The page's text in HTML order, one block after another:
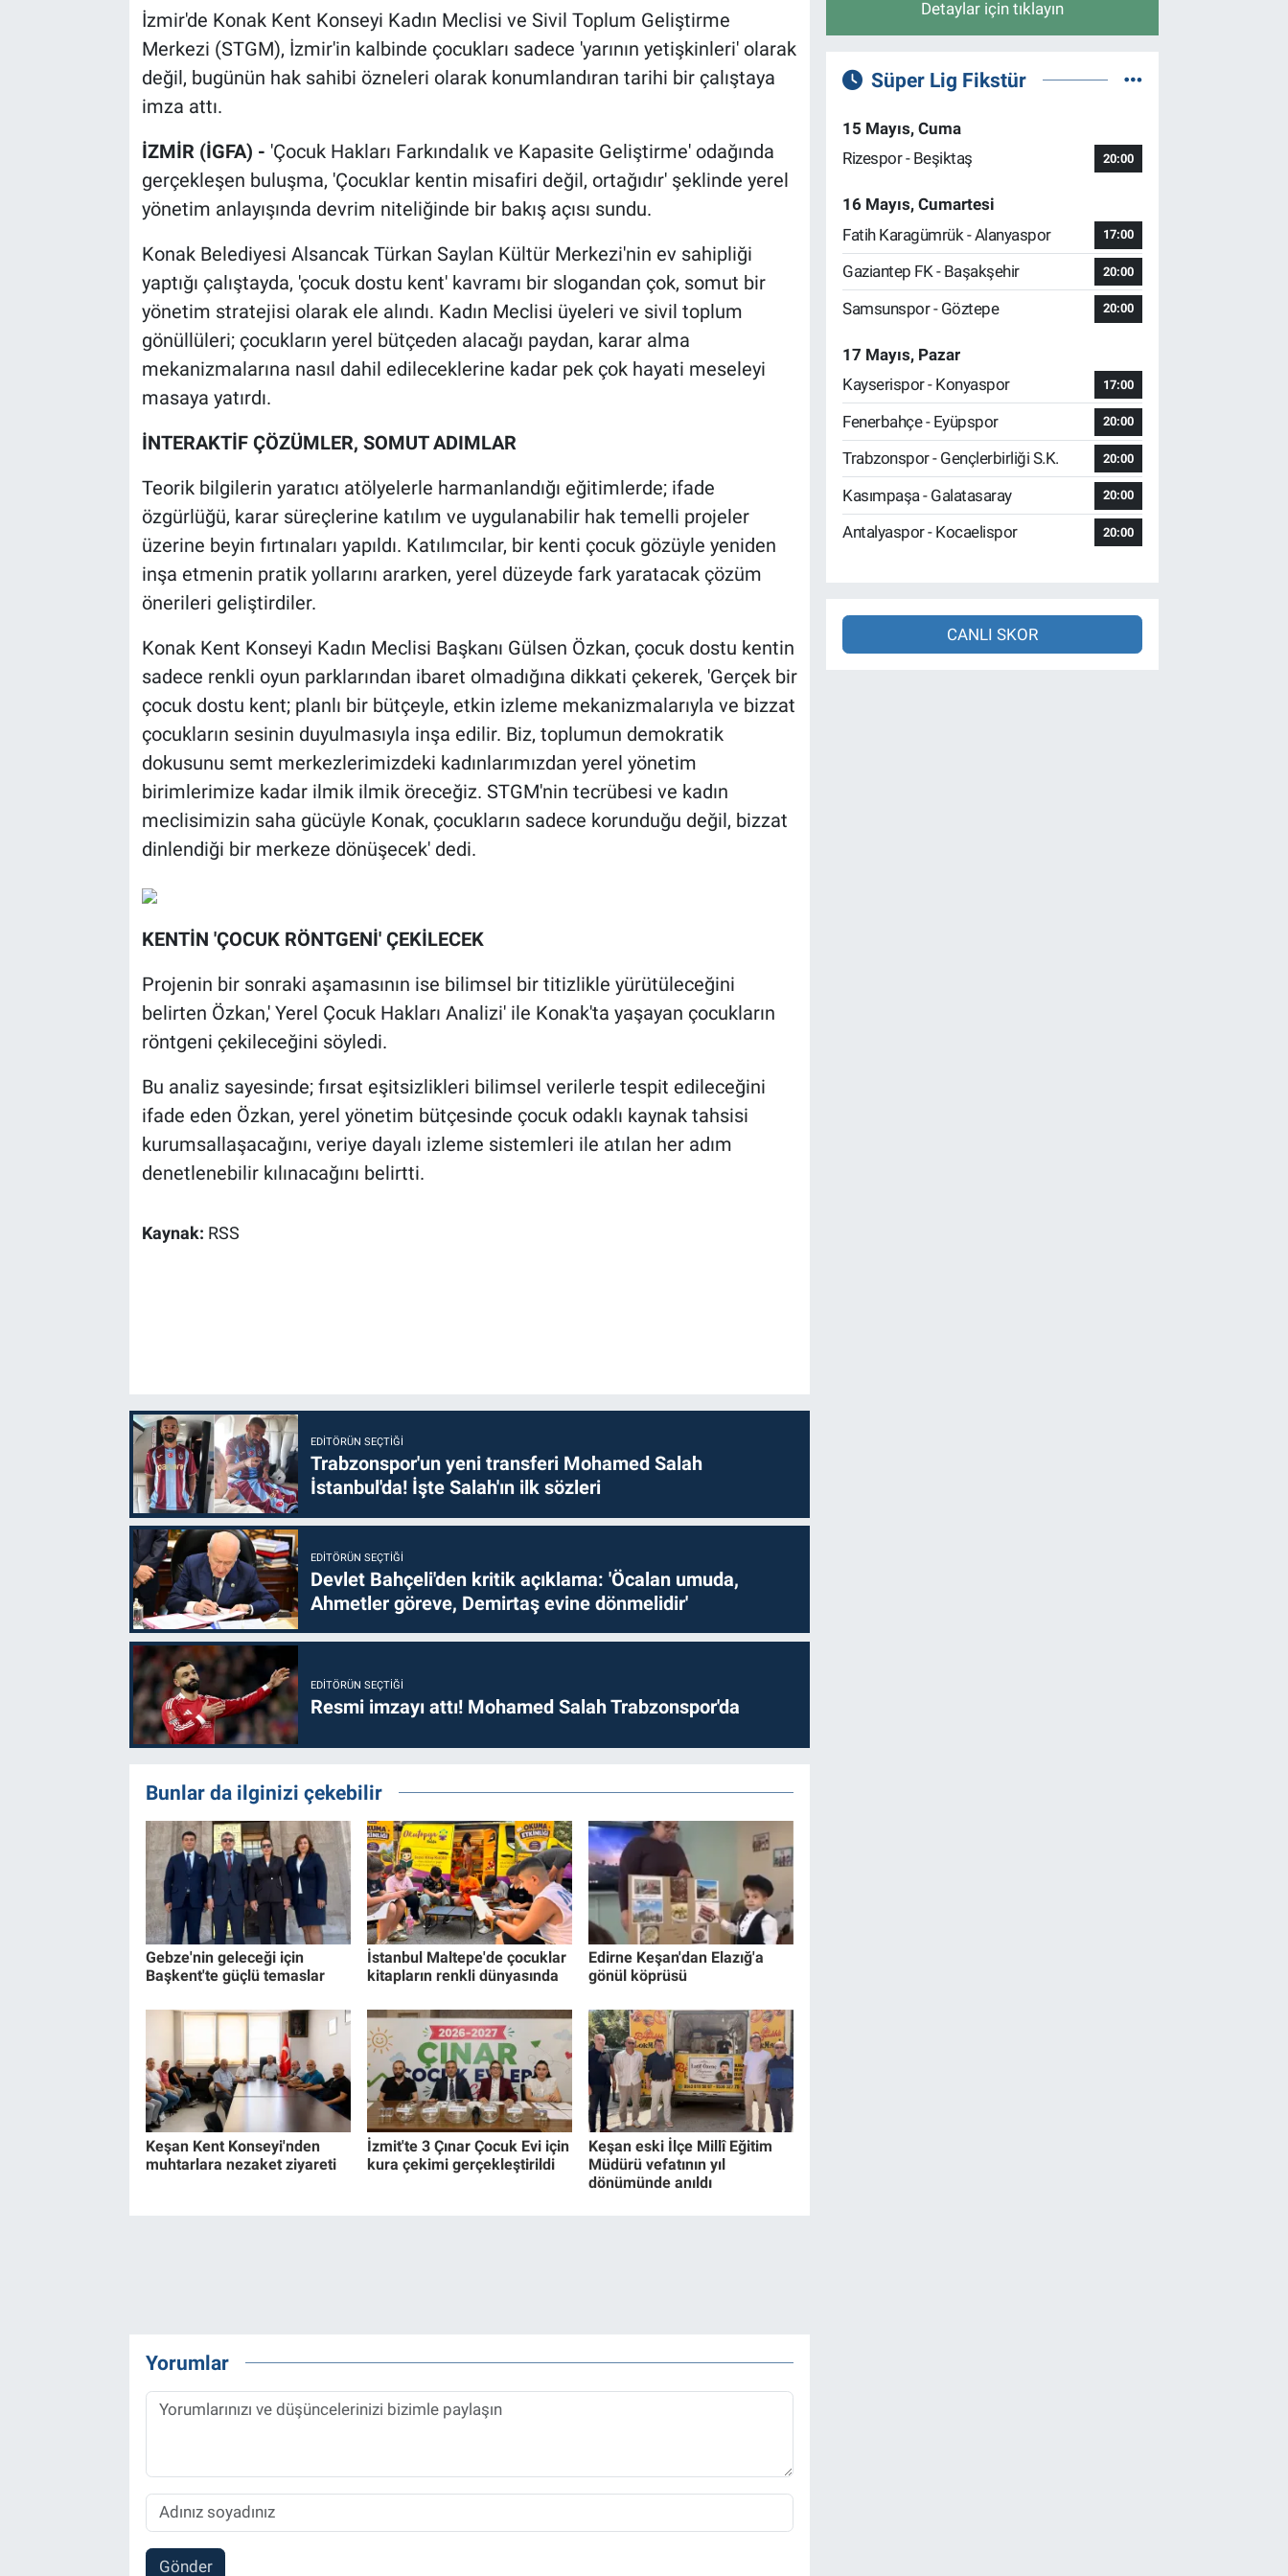
İzmir'de Konak Kent Konseyi Kadın Meclisi ve Sivil Toplum Geliştirme
Merkezi (STGM), İzmir'in kalbinde çocukları sadece 'yarının yetişkinleri' olarak
değil, bugünün hak sahibi özneleri olarak konumlandıran tarihi bir çalıştaya
imza attı.
İZMİR (İGFA) - 'Çocuk Hakları Farkındalık ve Kapasite Geliştirme' odağında
gerçekleşen buluşma, 'Çocuklar kentin misafiri değil, ortağıdır' şeklinde yerel
yönetim anlayışında devrim niteliğinde bir bakış açısı sundu.
Konak Belediyesi Alsancak Türkan Saylan Kültür Merkezi'nin ev sahipliği
yaptığı çalıştayda, 'çocuk dostu kent' kavramı bir slogandan çok, somut bir
yönetim stratejisi olarak ele alındı. Kadın Meclisi üyeleri ve sivil toplum
gönüllüleri; çocukların yerel bütçeden alacağı paydan, karar alma
mekanizmalarına nasıl dahil edileceklerine kadar pek çok hayati meseleyi
masaya yatırdı.
İNTERAKTİF ÇÖZÜMLER, SOMUT ADIMLAR
Teorik bilgilerin yaratıcı atölyelerle harmanlandığı eğitimlerde; ifade
özgürlüğü, karar süreçlerine katılım ve uygulanabilir hak temelli projeler
üzerine beyin fırtınaları yapıldı. Katılımcılar, bir kenti çocuk gözüyle yeniden
inşa etmenin pratik yollarını ararken, yerel düzeyde fark yaratacak çözüm
önerileri geliştirdiler.
Konak Kent Konseyi Kadın Meclisi Başkanı Gülsen Özkan, çocuk dostu kentin
sadece renkli oyun parklarından ibaret olmadığına dikkati çekerek, 'Gerçek bir
çocuk dostu kent; planlı bir bütçeyle, etkin izleme mekanizmalarıyla ve bizzat
çocukların sesinin duyulmasıyla inşa edilir. Biz, toplumun demokratik
dokusunu semt merkezlerimizdeki kadınlarımızdan yerel yönetim
birimlerimize kadar ilmik ilmik öreceğiz. STGM'nin tecrübesi ve kadın
meclisimizin saha gücüyle Konak, çocukların sadece korunduğu değil, bizzat
dinlendiği bir merkeze dönüşecek' dedi.
KENTİN 'ÇOCUK RÖNTGENİ' ÇEKİLECEK
Projenin bir sonraki aşamasının ise bilimsel bir titizlikle yürütüleceğini
belirten Özkan,' Yerel Çocuk Hakları Analizi' ile Konak'ta yaşayan çocukların
röntgeni çekileceğini söyledi.
Bu analiz sayesinde; fırsat eşitsizlikleri bilimsel verilerle tespit edileceğini
ifade eden Özkan, yerel yönetim bütçesinde çocuk odaklı kaynak tahsisi
kurumsallaşacağını, veriye dayalı izleme sistemleri ile atılan her adım
denetlenebilir kılınacağını belirtti.
Kaynak: RSS
EDITÖRÜN SEÇTIĞI
Trabzonspor'un yeni transferi Mohamed Salah
İstanbul'da! İşte Salah'ın ilk sözleri
EDITÖRÜN SEÇTIĞI
Devlet Bahçeli'den kritik açıklama: 'Öcalan umuda,
Ahmetler göreve, Demirtaş evine dönmelidir'
EDITÖRÜN SEÇTIĞI
Resmi imzayı attı! Mohamed Salah Trabzonspor'da
Bunlar da ilginizi çekebilir
Gebze'nin geleceği için
Başkent'te güçlü temaslar
İstanbul Maltepe'de çocuklar
kitapların renkli dünyasında
Edirne Keşan'dan Elazığ'a
gönül köprüsü
Keşan Kent Konseyi'nden
muhtarlara nezaket ziyareti
İzmit'te 3 Çınar Çocuk Evi için
kura çekimi gerçekleştirildi
Keşan eski İlçe Millî Eğitim
Müdürü vefatının yıl
dönümünde anıldı
Yorumlar
Gönder
Detaylar için tıklayın
Süper Lig Fikstür
15 Mayıs, Cuma
Rizespor - Beşiktaş
20:00
16 Mayıs, Cumartesi
Fatih Karagümrük - Alanyaspor
17:00
Gaziantep FK - Başakşehir 20:00
Samsunspor - Göztepe 20:00
17 Mayıs, Pazar
Kayserispor - Konyaspor
17:00
Fenerbahçe - Eyüpspor 20:00
Trabzonspor - Gençlerbirliği S.K. 20:00
Kasımpaşa - Galatasaray 20:00
Antalyaspor - Kocaelispor 20:00
CANLI SKOR